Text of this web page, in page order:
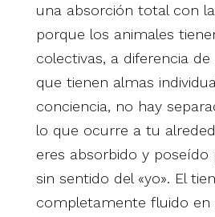
una absorción total con
porque los animales
colectivas, a diferencia
que tienen almas
conciencia, no hay
lo que ocurre a tu
eres absorbido y poseído
sin sentido del «yo». El
completamente fluido en